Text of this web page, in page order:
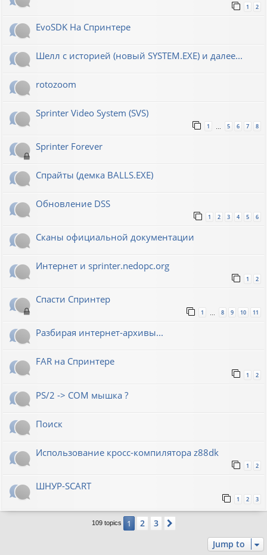
1 2
EvoSDK На Спринтере
Шелл с историей (новый SYSTEM.EXE) и далее...
rotozoom
Sprinter Video System (SVS)
1 … 5 6 7 8
Sprinter Forever
Спрайты (демка BALLS.EXE)
Обновление DSS
1 2 3 4 5 6
Сканы официальной документации
Интернет и sprinter.nedopc.org
1 2
Спасти Спринтер
1 … 8 9 10 11
Разбирая интернет-архивы...
FAR на Спринтере
1 2
PS/2 -> COM мышка ?
Поиск
Использование кросс-компилятора z88dk
1 2
ШНУР-SCART
1 2 3
109 topics 1 2 3
Jump to